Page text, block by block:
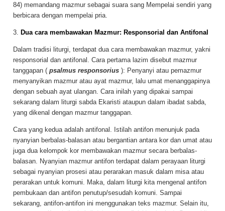
84) memandang mazmur sebagai suara sang Mempelai sendiri yang
berbicara dengan mempelai pria.
3. Dua cara membawakan Mazmur: Responsorial dan Antifonal
Dalam tradisi liturgi, terdapat dua cara membawakan mazmur, yakni
responsorial dan antifonal. Cara pertama lazim disebut mazmur
tanggapan ( psalmus responsorius ): Penyanyi atau pemazmur
menyanyikan mazmur atau ayat mazmur, lalu umat menanggapinya
dengan sebuah ayat ulangan. Cara inilah yang dipakai sampai
sekarang dalam liturgi sabda Ekaristi ataupun dalam ibadat sabda,
yang dikenal dengan mazmur tanggapan.
Cara yang kedua adalah antifonal. Istilah antifon menunjuk pada
nyanyian berbalas-balasan atau bergantian antara kor dan umat atau
juga dua kelompok kor membawakan mazmur secara berbalas-
balasan. Nyanyian mazmur antifon terdapat dalam perayaan liturgi
sebagai nyanyian prosesi atau perarakan masuk dalam misa atau
perarakan untuk komuni. Maka, dalam liturgi kita mengenal antifon
pembukaan dan antifon penutup/sesudah komuni. Sampai
sekarang, antifon-antifon ini menggunakan teks mazmur. Selain itu,